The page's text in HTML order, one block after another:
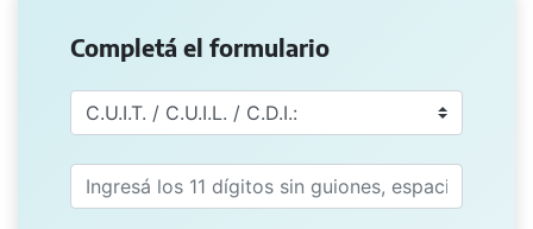
Completá el formulario